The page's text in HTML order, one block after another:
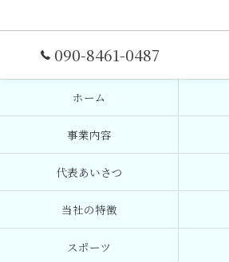
090-8461-0487
ホーム
事業内容
代表あいさつ
当社の特徴
スポーツ